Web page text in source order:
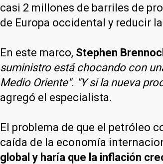
casi 2 millones de barriles de
de Europa occidental y reducir
En este marco, Stephen
suministro está chocando con
Medio Oriente". "Y si la nueva
agregó el especialista.
El problema de que el petróleo
caída de la economía
global y haría que la inflación